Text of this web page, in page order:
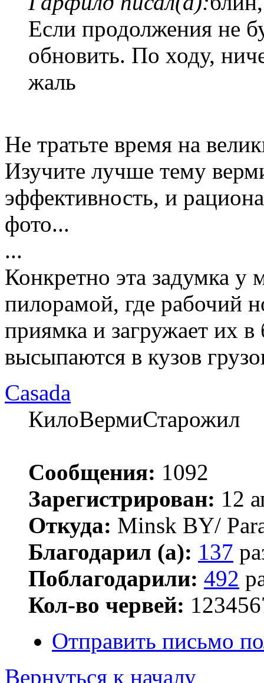
Если продолжения не
обновить. По ходу,
жаль
Не тратьте время на
Изучите лучше тему
эффективность, и
фото...
...
Конкретно эта задумка у
пилорамой, где рабочий
приямка и загружает их
высыпаются в кузов
Casada
КилоВермиСтарожил
Сообщения: 1092
Зарегистрирован: 12
Откуда: Minsk BY/
Благодарил (а): 137
Поблагодарили: 492
Кол-во червей:
Отправить письмо
Вернуться к началу